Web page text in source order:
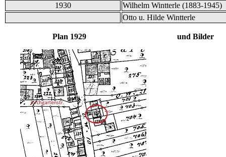
1930
Wilhelm Wintterle (1883-1945)
Otto u. Hilde Wintterle
Plan 1929 und Bilder